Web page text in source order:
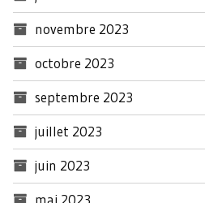
novembre 2023
octobre 2023
septembre 2023
juillet 2023
juin 2023
mai 2023